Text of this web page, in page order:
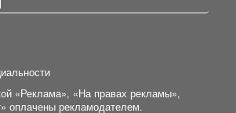
«Реклама», «На правах рекламы»,
оплачены рекламодателем.